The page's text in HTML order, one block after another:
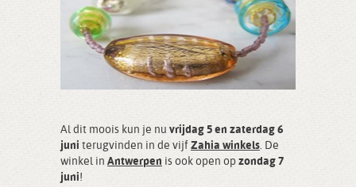
Al dit moois kun je nu vrijdag 5 en zaterdag 6
juni terugvinden in de vijf Zahia winkels. De
winkel in Antwerpen is ook open op zondag 7
juni!